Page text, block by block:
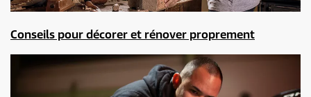
Conseils pour décorer et rénover proprement